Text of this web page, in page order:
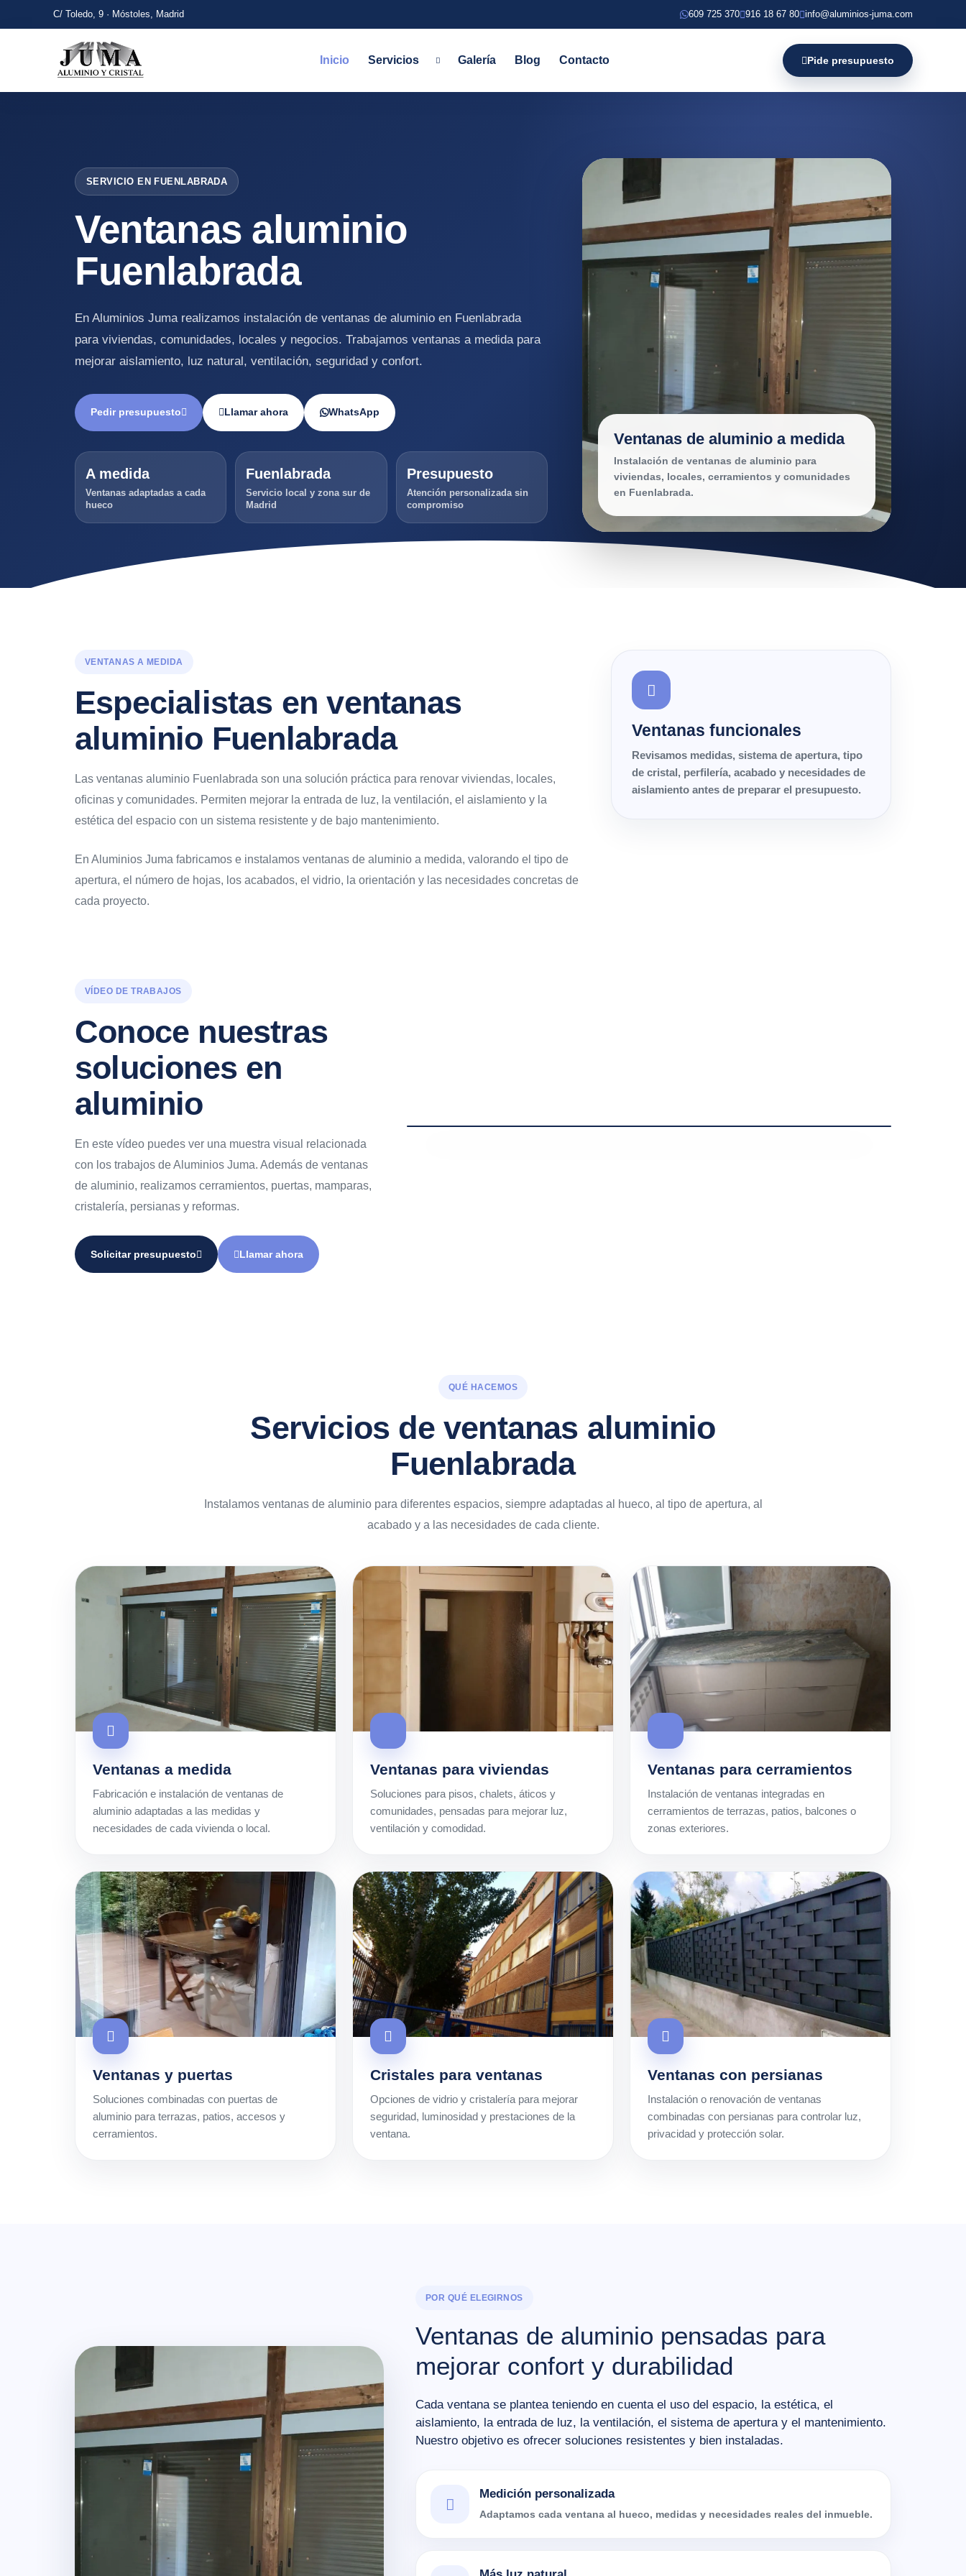
C/ Toledo, 9 · Móstoles, Madrid 609 725 370 916 18 67 80 info@aluminios-juma.com
Inicio Servicios Galería Blog Contacto Pide presupuesto
SERVICIO EN FUENLABRADA
Ventanas aluminio
Fuenlabrada
En Aluminios Juma realizamos instalación de ventanas de aluminio en Fuenlabrada
para viviendas, comunidades, locales y negocios. Trabajamos ventanas a medida para
mejorar aislamiento, luz natural, ventilación, seguridad y confort.
Pedir presupuesto Llamar ahora WhatsApp
A medida
Ventanas adaptadas a cada
hueco
Fuenlabrada
Servicio local y zona sur de
Madrid
Presupuesto
Atención personalizada sin
compromiso
Ventanas de aluminio a medida
Instalación de ventanas de aluminio para
viviendas, locales, cerramientos y comunidades
en Fuenlabrada.
VENTANAS A MEDIDA
Especialistas en ventanas
aluminio Fuenlabrada
Las ventanas aluminio Fuenlabrada son una solución práctica para renovar viviendas, locales,
oficinas y comunidades. Permiten mejorar la entrada de luz, la ventilación, el aislamiento y la
estética del espacio con un sistema resistente y de bajo mantenimiento.
En Aluminios Juma fabricamos e instalamos ventanas de aluminio a medida, valorando el tipo de
apertura, el número de hojas, los acabados, el vidrio, la orientación y las necesidades concretas de
cada proyecto.
Ventanas funcionales
Revisamos medidas, sistema de apertura, tipo
de cristal, perfilería, acabado y necesidades de
aislamiento antes de preparar el presupuesto.
VÍDEO DE TRABAJOS
Conoce nuestras
soluciones en
aluminio
En este vídeo puedes ver una muestra visual relacionada
con los trabajos de Aluminios Juma. Además de ventanas
de aluminio, realizamos cerramientos, puertas, mamparas,
cristalería, persianas y reformas.
Solicitar presupuesto Llamar ahora
QUÉ HACEMOS
Servicios de ventanas aluminio
Fuenlabrada
Instalamos ventanas de aluminio para diferentes espacios, siempre adaptadas al hueco, al tipo de apertura, al
acabado y a las necesidades de cada cliente.
Ventanas a medida
Fabricación e instalación de ventanas de
aluminio adaptadas a las medidas y
necesidades de cada vivienda o local.
Ventanas para viviendas
Soluciones para pisos, chalets, áticos y
comunidades, pensadas para mejorar luz,
ventilación y comodidad.
Ventanas para cerramientos
Instalación de ventanas integradas en
cerramientos de terrazas, patios, balcones o
zonas exteriores.
Ventanas y puertas
Soluciones combinadas con puertas de
aluminio para terrazas, patios, accesos y
cerramientos.
Cristales para ventanas
Opciones de vidrio y cristalería para mejorar
seguridad, luminosidad y prestaciones de la
ventana.
Ventanas con persianas
Instalación o renovación de ventanas
combinadas con persianas para controlar luz,
privacidad y protección solar.
POR QUÉ ELEGIRNOS
Ventanas de aluminio pensadas para
mejorar confort y durabilidad
Cada ventana se plantea teniendo en cuenta el uso del espacio, la estética, el
aislamiento, la entrada de luz, la ventilación, el sistema de apertura y el mantenimiento.
Nuestro objetivo es ofrecer soluciones resistentes y bien instaladas.
Medición personalizada
Adaptamos cada ventana al hueco, medidas y necesidades reales del inmueble.